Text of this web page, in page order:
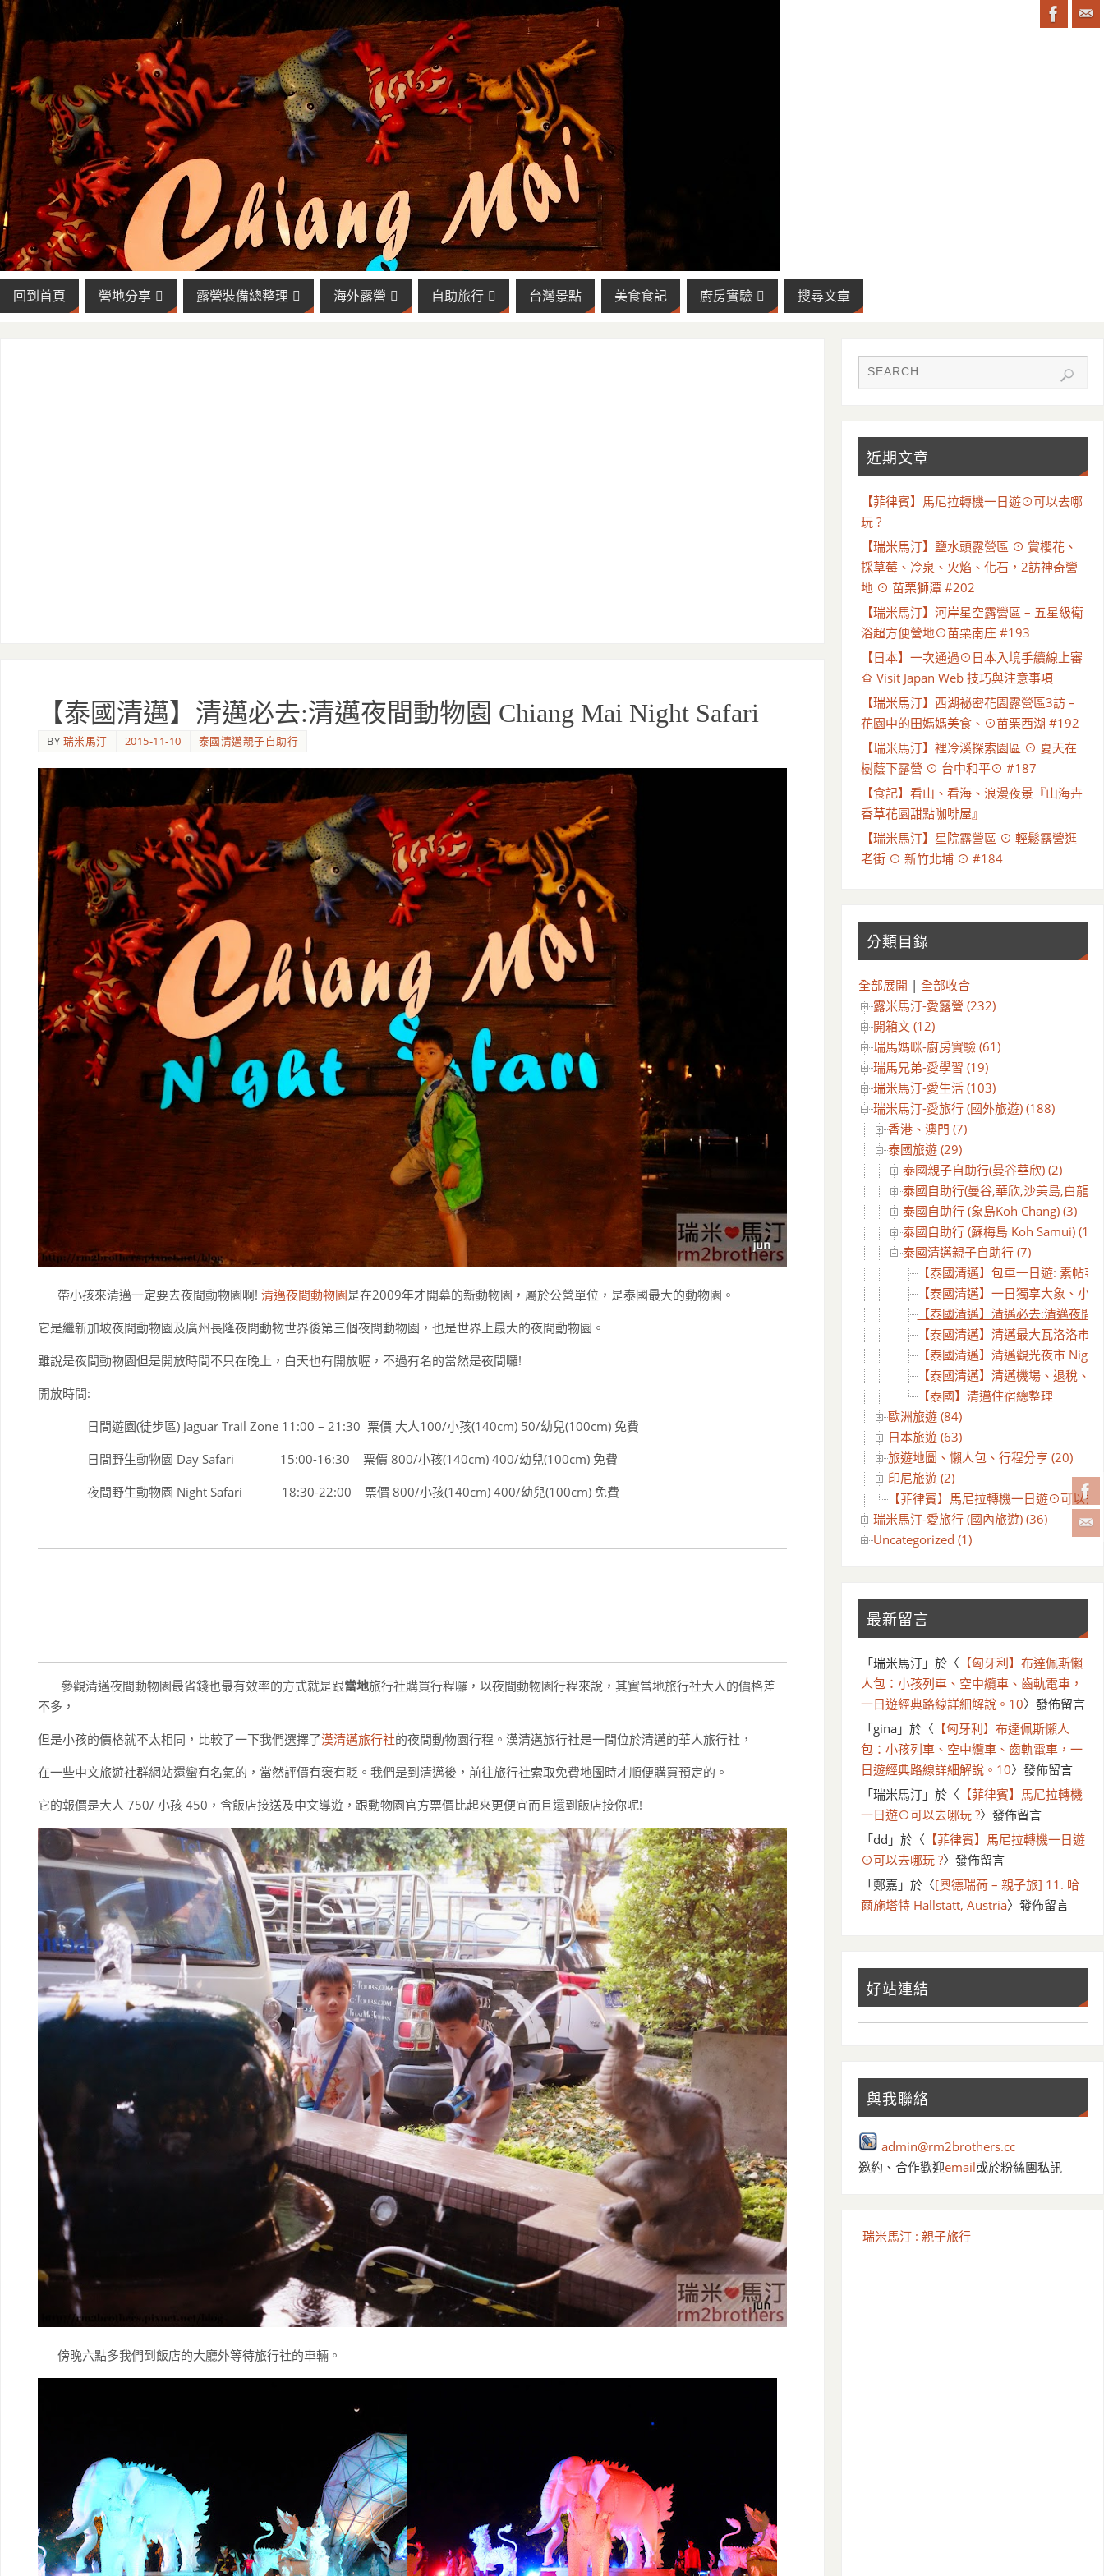
回到首頁 營地分享 露營裝備總整理 海外露營 自助旅行 台灣景點 美食食記 廚房實驗 搜尋文章
【泰國清邁】清邁必去:清邁夜間動物園 Chiang Mai Night Safari
BY 瑞米馬汀 2015-11-10 泰國清邁親子自助行
帶小孩來清邁一定要去夜間動物園啊! 清邁夜間動物園是在2009年才開幕的新動物園，屬於公營單位，是泰國最大的動物園。
它是繼新加坡夜間動物園及廣州長隆夜間動物世界後第三個夜間動物園，也是世界上最大的夜間動物園。
雖說是夜間動物園但是開放時間不只在晚上，白天也有開放喔，不過有名的當然是夜間囉!
開放時間:
日間遊園(徒步區) Jaguar Trail Zone 11:00 – 21:30 票價 大人100/小孩(140cm) 50/幼兒(100cm) 免費
日間野生動物園 Day Safari 15:00-16:30 票價 800/小孩(140cm) 400/幼兒(100cm) 免費
夜間野生動物園 Night Safari 18:30-22:00 票價 800/小孩(140cm) 400/幼兒(100cm) 免費
參觀清邁夜間動物園最省錢也最有效率的方式就是跟當地旅行社購買行程囉，以夜間動物園行程來說，其實當地旅行社大人的價格差
不多，
但是小孩的價格就不太相同，比較了一下我們選擇了漢清邁旅行社的夜間動物園行程。漢清邁旅行社是一間位於清邁的華人旅行社，
在一些中文旅遊社群網站還蠻有名氣的，當然評價有褒有貶。我們是到清邁後，前往旅行社索取免費地圖時才順便購買預定的。
它的報價是大人 750/ 小孩 450，含飯店接送及中文導遊，跟動物園官方票價比起來更便宜而且還到飯店接你呢!
傍晚六點多我們到飯店的大廳外等待旅行社的車輛。
近期文章
【菲律賓】馬尼拉轉機一日遊⊙可以去哪
玩 ?
【瑞米馬汀】鹽水頭露營區 ⊙ 賞櫻花、
採草莓、冷泉、火焰、化石，2訪神奇營
地 ⊙ 苗栗獅潭 #202
【瑞米馬汀】河岸星空露營區 – 五星級衛
浴超方便營地⊙苗栗南庄 #193
【日本】一次通過⊙日本入境手續線上審
查 Visit Japan Web 技巧與注意事項
【瑞米馬汀】西湖祕密花園露營區3訪 –
花園中的田媽媽美食、⊙苗栗西湖 #192
【瑞米馬汀】裡冷溪探索園區 ⊙ 夏天在
樹蔭下露營 ⊙ 台中和平⊙ #187
【食記】看山、看海、浪漫夜景『山海卉
香草花園甜點咖啡屋』
【瑞米馬汀】星院露營區 ⊙ 輕鬆露營逛
老街 ⊙ 新竹北埔 ⊙ #184
分類目錄
全部展開 | 全部收合
露米馬汀-愛露營 (232)
開箱文 (12)
瑞馬媽咪-廚房實驗 (61)
瑞馬兄弟-愛學習 (19)
瑞米馬汀-愛生活 (103)
瑞米馬汀-愛旅行 (國外旅遊) (188)
香港、澳門 (7)
泰國旅遊 (29)
泰國親子自助行(曼谷華欣) (2)
泰國自助行(曼谷,華欣,沙美島,白龍王
泰國自助行 (象島Koh Chang) (3)
泰國自助行 (蘇梅島 Koh Samui) (10)
泰國清邁親子自助行 (7)
【泰國清邁】包車一日遊: 素帖
【泰國清邁】一日獨享大象、小
【泰國清邁】清邁必去:清邁夜間
【泰國清邁】清邁最大瓦洛洛市
【泰國清邁】清邁觀光夜市
【泰國清邁】清邁機場、退稅、
【泰國】清邁住宿總整理
歐洲旅遊 (84)
日本旅遊 (63)
旅遊地圖、懶人包、行程分享 (20)
印尼旅遊 (2)
【菲律賓】馬尼拉轉機一日遊⊙可以去
瑞米馬汀-愛旅行 (國內旅遊) (36)
Uncategorized (1)
最新留言
「瑞米馬汀」於〈 【匈牙利】布達佩斯懶
人包：小孩列車、空中纜車、齒軌電車，
一日遊經典路線詳細解說。10〉發佈留言
「gina」於〈 【匈牙利】布達佩斯懶人
包：小孩列車、空中纜車、齒軌電車，一
日遊經典路線詳細解說。10〉發佈留言
「瑞米馬汀」於〈 【菲律賓】馬尼拉轉機
一日遊⊙可以去哪玩 ?〉發佈留言
「dd 」於〈 【菲律賓】馬尼拉轉機一日遊
⊙可以去哪玩 ?〉發佈留言
「鄭嘉 」於〈[奧德瑞荷 – 親子旅] 11. 哈
爾施塔特 Hallstatt, Austria〉發佈留言
好站連結
與我聯絡
admin@rm2brothers.cc
邀約、合作歡迎email或於粉絲團私訊
瑞米馬汀 : 親子旅行